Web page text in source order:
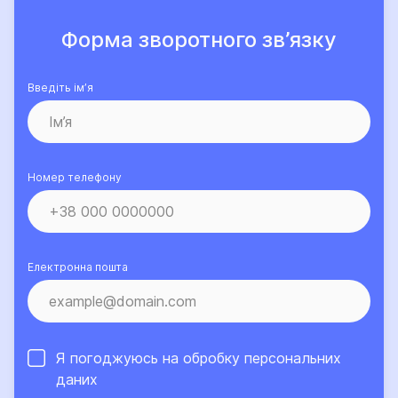
Форма зворотного зв’язку
Введіть ім’я
Номер телефону
Електронна пошта
Я погоджуюсь на обробку персональних
даних